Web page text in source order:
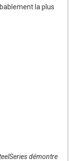
la plus
démontre